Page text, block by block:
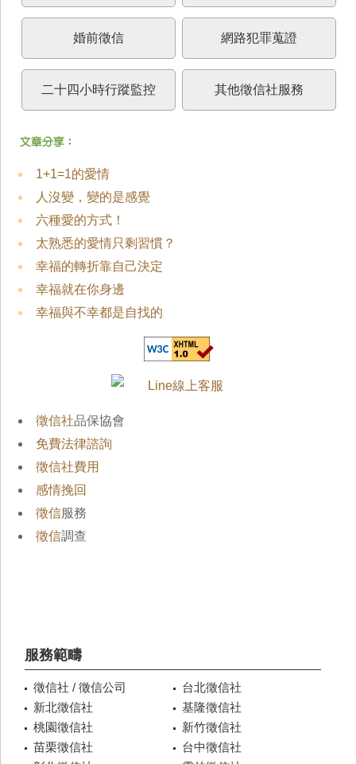
婚前徵信 網路犯罪蒐證
二十四小時行蹤監控 其他徵信社服務
1+1=1的愛情
人沒變，變的是感覺
六種愛的方式！
太熟悉的愛情只剩習慣？
幸福的轉折靠自己決定
幸福就在你身邊
幸福與不幸都是自找的
徵信社品保協會
免費法律諮詢
徵信社費用
感情挽回
徵信服務
徵信調查
服務範疇
徵信社 / 徵信公司
台北徵信社
新北徵信社
基隆徵信社
桃園徵信社
新竹徵信社
苗栗徵信社
台中徵信社